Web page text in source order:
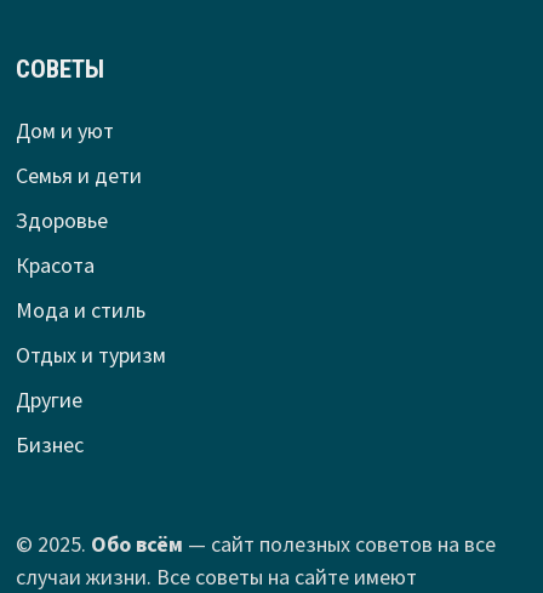
СОВЕТЫ
Дом и уют
Семья и дети
Здоровье
Красота
Мода и стиль
Отдых и туризм
Другие
Бизнес
© 2025. Обо всём — сайт полезных советов на все
случаи жизни. Все советы на сайте имеют